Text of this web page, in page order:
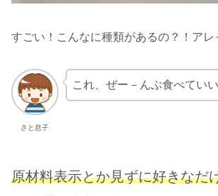
すごい！こんなに種類があるの？！ア
さと息子
これ、ぜー－んぶ食べてい
原材料表示とか見ずに好きなだ